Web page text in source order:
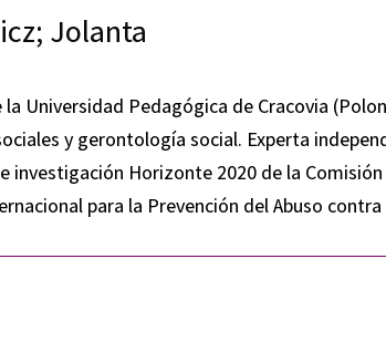
Jolanta
la Universidad Pedagógica de Cracovia
y gerontología social. Experta
investigación Horizonte 2020 de la
para la Prevención del Abuso